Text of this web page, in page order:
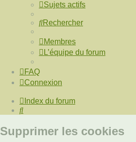
Sujets actifs
Rechercher
Membres
L’équipe du forum
FAQ
Connexion
Index du forum
Rechercher
Supprimer les cookies